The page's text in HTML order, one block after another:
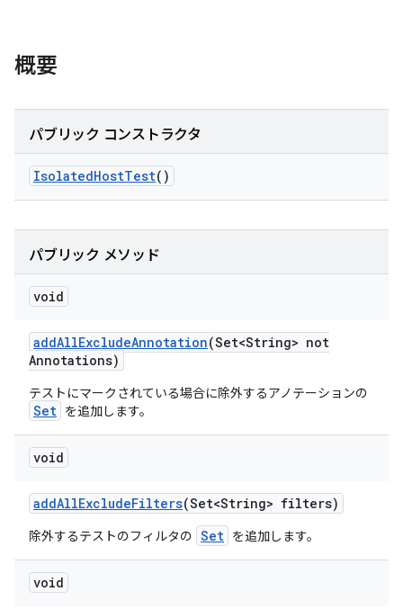
概要
パブリック コンストラクタ
IsolatedHostTest()
パブリック メソッド
void
addAllExcludeAnnotation(Set<String> not
Annotations)
テストにマークされている場合に除外するアノテーションの
Set を追加します。
void
addAllExcludeFilters(Set<String> filters)
除外するテストのフィルタの Set を追加します。
void